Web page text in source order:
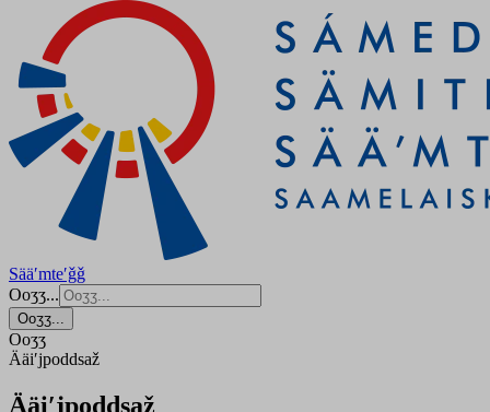
Sääʹmteʹǧǧ
Ooʒʒ...
Ooʒʒ...
Ooʒʒ
Ääiʹjpoddsaž
Ääiʹjpoddsaž